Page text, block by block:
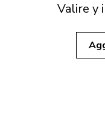
Valire y